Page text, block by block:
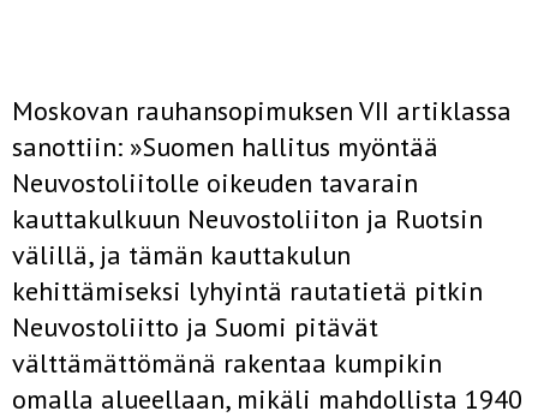
Moskovan rauhansopimuksen VII artiklassa
sanottiin: »Suomen halli­tus myöntää
Neuvostoliitolle oikeuden tavarain
kauttakulkuun Neu­vostoliiton ja Ruotsin
välillä, ja tämän kauttakulun
kehittämiseksi lyhyintä rautatietä pitkin
Neuvostoliitto ja Suomi pitävät
välttämättö­mänä rakentaa kumpikin
omalla alueellaan, mikäli mahdollista 1940